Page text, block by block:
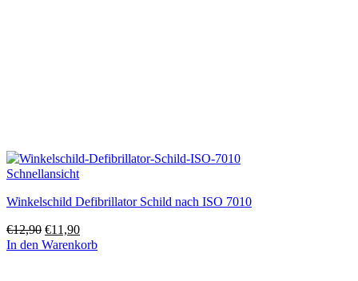
Schnellansicht
Winkelschild Defibrillator Schild nach ISO 7010
€12,90 Ursprünglicher
Preis
€11,90Aktueller
Preis
In den Warenkorb